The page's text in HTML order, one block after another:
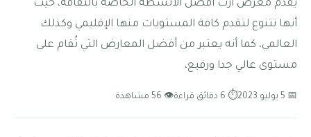
يقدم معرض آرت أفضل الأنشطة الخاصة بالثقافة، حيث
أنها تتنوع لتقدم كافة المستويات منها الإقليمي وكذلك
العالمي، كما أنه يعتبر من أفضل المعارض التي تُقام على
مستوى عالي جدا ورفيع،
📅 5 يوليو 2023 ⏱ 6 دقائق قراءة 👁 56 مشاهدة